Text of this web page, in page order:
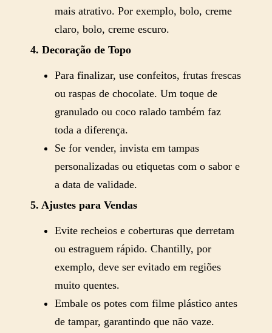
mais atrativo. Por exemplo, bolo, creme
claro, bolo, creme escuro.
4. Decoração de Topo
Para finalizar, use confeitos, frutas frescas
ou raspas de chocolate. Um toque de
granulado ou coco ralado também faz
toda a diferença.
Se for vender, invista em tampas
personalizadas ou etiquetas com o sabor e
a data de validade.
5. Ajustes para Vendas
Evite recheios e coberturas que derretam
ou estraguem rápido. Chantilly, por
exemplo, deve ser evitado em regiões
muito quentes.
Embale os potes com filme plástico antes
de tampar, garantindo que não vaze.